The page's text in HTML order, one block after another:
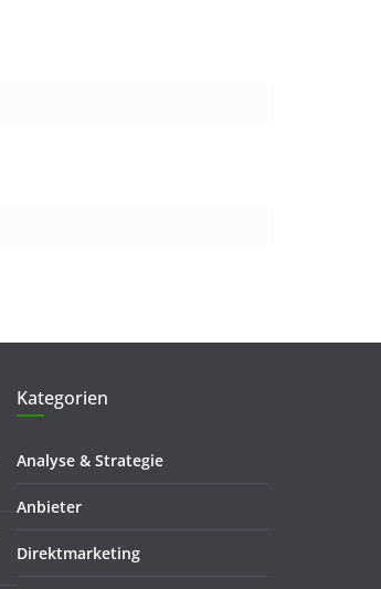
Kategorien
Analyse & Strategie
Anbieter
Direktmarketing